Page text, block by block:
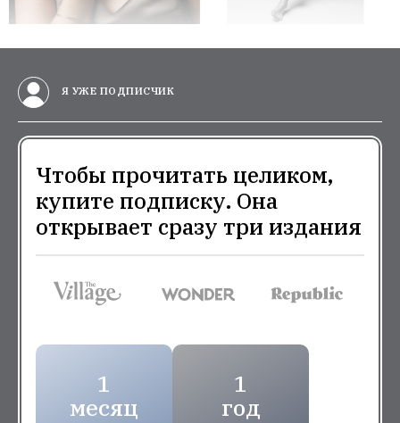
Я УЖЕ ПОДПИСЧИК
Чтобы прочитать целиком,
купите подписку. Она
открывает сразу три издания
1
месяц
1
год